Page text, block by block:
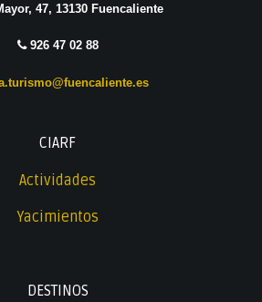
47, 13130 Fuencaliente
926 47 02 88
CIARF
Actividades
Yacimientos
DESTINOS